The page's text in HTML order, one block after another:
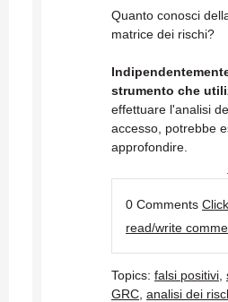
Quanto conosci
matrice dei rischi?
strumento che
effettuare l'analisi
accesso, potrebbe
approfondire.
0 Comments
read/write
Topics: falsi positivi
GRC analisi dei